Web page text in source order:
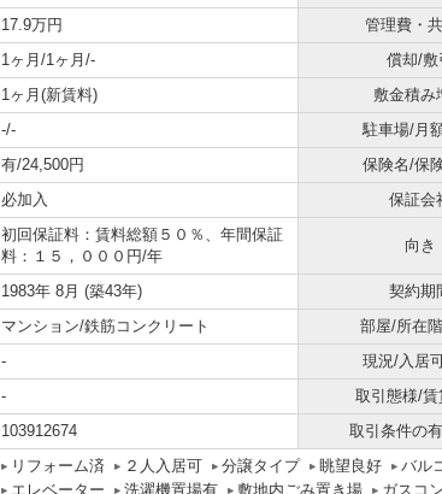
17.9万円 管理費・
1ヶ月/1ヶ月/- 償却/敷
1ヶ月(新賃料) 敷金積み
-/- 駐車場/月
有/24,500円 保険名/保
必加入 保証会
初回保証料：賃料総額５０％、年間保証
料：１５，０００円/年
向き
1983年 8月 (築43年) 契約期
マンション/鉄筋コンクリート 部屋/所在
- 現況/入居
- 取引態様/賃
103912674 取引条件の
リフォーム済 ２人入居可 分譲タイプ 眺望良好 バル
エレベーター
洗濯機置場有 敷地内ごみ置き場 ガスコ